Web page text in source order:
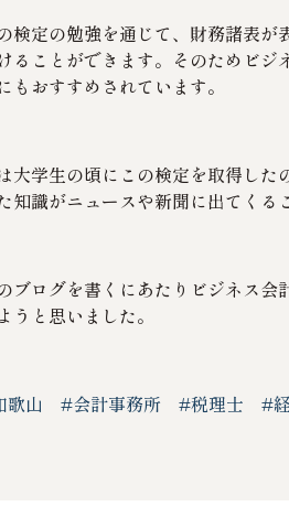
検定の勉強を通じて、財務諸表
ることができます。そのためビ
もおすすめされています。
大学生の頃にこの検定を取得し
知識がニュースや新聞に出てくる
ブログを書くにあたりビジネス
うと思いました。
歌山 #会計事務所 #税理士 #